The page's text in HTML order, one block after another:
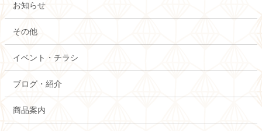
お知らせ
その他
イベント・チラシ
ブログ・紹介
商品案内